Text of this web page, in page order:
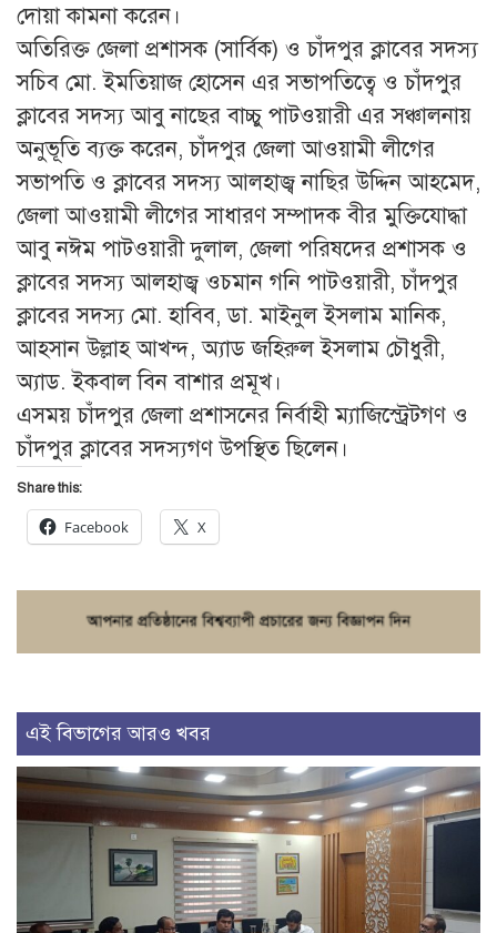
দোয়া কামনা করেন।
অতিরিক্ত জেলা প্রশাসক (সার্বিক) ও চাঁদপুর ক্লাবের সদস্য
সচিব মো. ইমতিয়াজ হোসেন এর সভাপতিত্বে ও চাঁদপুর
ক্লাবের সদস্য আবু নাছের বাচ্চু পাটওয়ারী এর সঞ্চালনায়
অনুভূতি ব্যক্ত করেন, চাঁদপুর জেলা আওয়ামী লীগের
সভাপতি ও ক্লাবের সদস্য আলহাজ্ব নাছির উদ্দিন আহমেদ,
জেলা আওয়ামী লীগের সাধারণ সম্পাদক বীর মুক্তিযোদ্ধা
আবু নঈম পাটওয়ারী দুলাল, জেলা পরিষদের প্রশাসক ও
ক্লাবের সদস্য আলহাজ্ব ওচমান গনি পাটওয়ারী, চাঁদপুর
ক্লাবের সদস্য মো. হাবিব, ডা. মাইনুল ইসলাম মানিক,
আহসান উল্লাহ আখন্দ, অ্যাড জহিরুল ইসলাম চৌধুরী,
অ্যাড. ইকবাল বিন বাশার প্রমূখ।
এসময় চাঁদপুর জেলা প্রশাসনের নির্বাহী ম্যাজিস্ট্রেটগণ ও
চাঁদপুর ক্লাবের সদস্যগণ উপস্থিত ছিলেন।
Share this:
Facebook X
এই বিভাগের আরও খবর